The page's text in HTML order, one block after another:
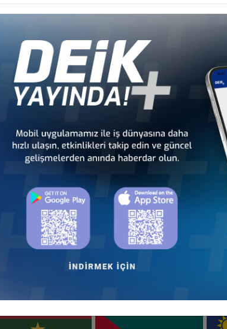
İş Konseyi
İş Konseyi
Türkiye - Güney Sudan
İş Konseyi
Türkiye - Kamerun
İş Konseyi
Türkiye - Madagaskar